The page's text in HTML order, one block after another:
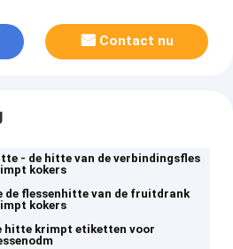
Contact nu
- de hitte van de verbindingsfles
kokers
de flessenhitte van de fruitdrank
kokers
hitte krimpt etiketten voor